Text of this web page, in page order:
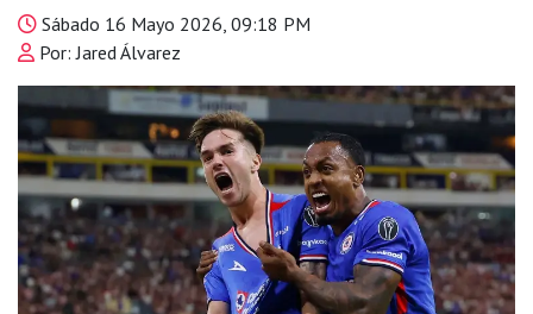
Sábado 16 Mayo 2026, 09:18 PM
Por: Jared Álvarez